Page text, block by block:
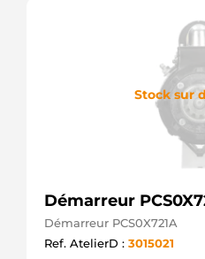
Stock sur
Démarreur
Démarreur PCS0X721A
Ref. AtelierD : 3015021